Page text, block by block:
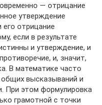
— отрицание
утверждение
его отрицание
если в результате
и утверждение, и
и, значит,
В математике часто
высказываний и
При этом формулировка
грамотной с точки